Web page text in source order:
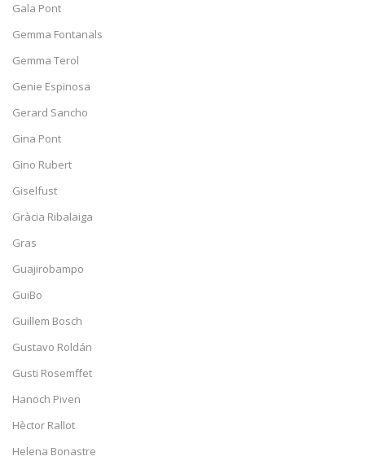
Gala Pont
Gemma Fontanals
Gemma Terol
Genie Espinosa
Gerard Sancho
Gina Pont
Gino Rubert
Giselfust
Gràcia Ribalaiga
Gras
Guajirobampo
GuiBo
Guillem Bosch
Gustavo Roldán
Gusti Rosemffet
Hanoch Piven
Hèctor Rallot
Helena Bonastre